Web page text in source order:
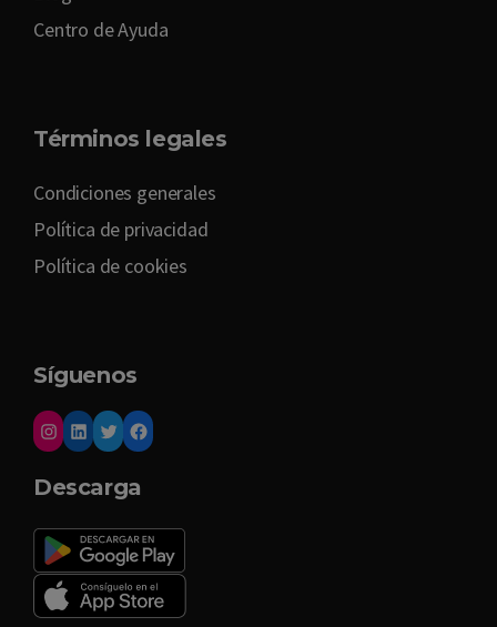
Centro de Ayuda
Términos legales
Condiciones generales
Política de privacidad
Política de cookies
Síguenos
Descarga